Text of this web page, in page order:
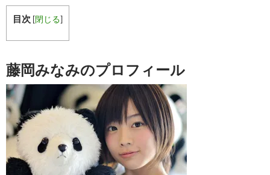
目次 [閉じる]
藤岡みなみのプロフィール